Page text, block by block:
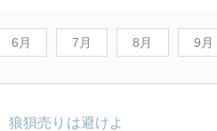
6月 7月 8月 9月
狼狽売りは避けよ